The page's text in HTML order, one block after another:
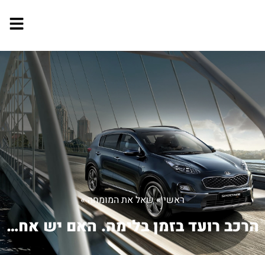
ראשי»שאל את המומחה»
הרכב רועד בזמן בלימה. האם יש אחריות ...